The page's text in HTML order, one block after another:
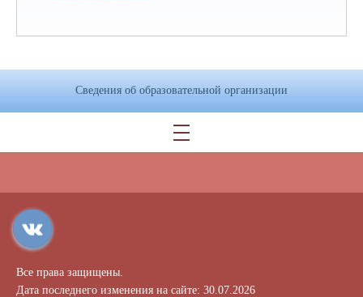
Сведения об образовательной организации
Все права защищены.
Дата последнего изменения на сайте: 30.07.2026